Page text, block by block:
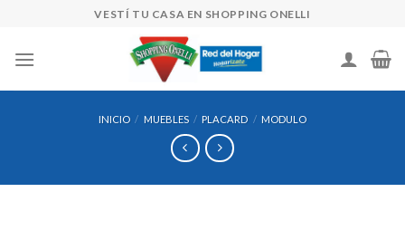
content
VESTÍ TU CASA EN SHOPPING ONELLI
INICIO / MUEBLES / PLACARD / MODULO